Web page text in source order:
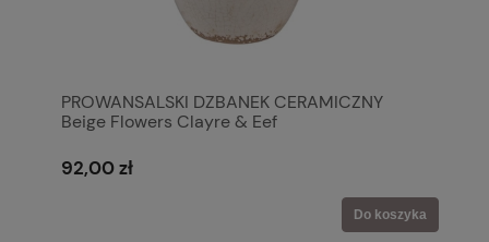
PROWANSALSKI DZBANEK CERAMICZNY
Beige Flowers Clayre & Eef
92,00 zł
Do koszyka